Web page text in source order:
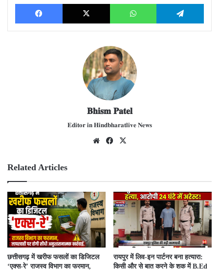
Facebook X WhatsApp
𝐁𝐡𝐢𝐬𝐦 𝐏𝐚𝐭𝐞𝐥
𝐄𝐝𝐢𝐭𝐨𝐫 𝐢𝐧 𝐇𝐢𝐧𝐝𝐛𝐡𝐚𝐫𝐚𝐭𝐥𝐢𝐯𝐞 𝐍𝐞𝐰𝐬
We
Fac
Related Articles
​छत्तीसगढ़ में खरीफ फसलों का डिजिटल
‘एक्स-रे’ राजस्व विभाग का फरमान,
रायपुर में लिव-इन पार्टनर बना हत्यारा:
किसी और से बात करने के शक में B.Ed